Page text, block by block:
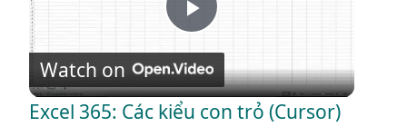
P
l
Watch on
Excel 365: Các kiểu con trỏ (Cursor)